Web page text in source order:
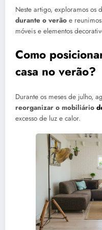
Neste artigo, exploramos os
durante o verão e
móveis e elementos
Como
casa no verão?
Durante os meses de julho,
reorganizar o mobiliário
excesso de luz e calor.